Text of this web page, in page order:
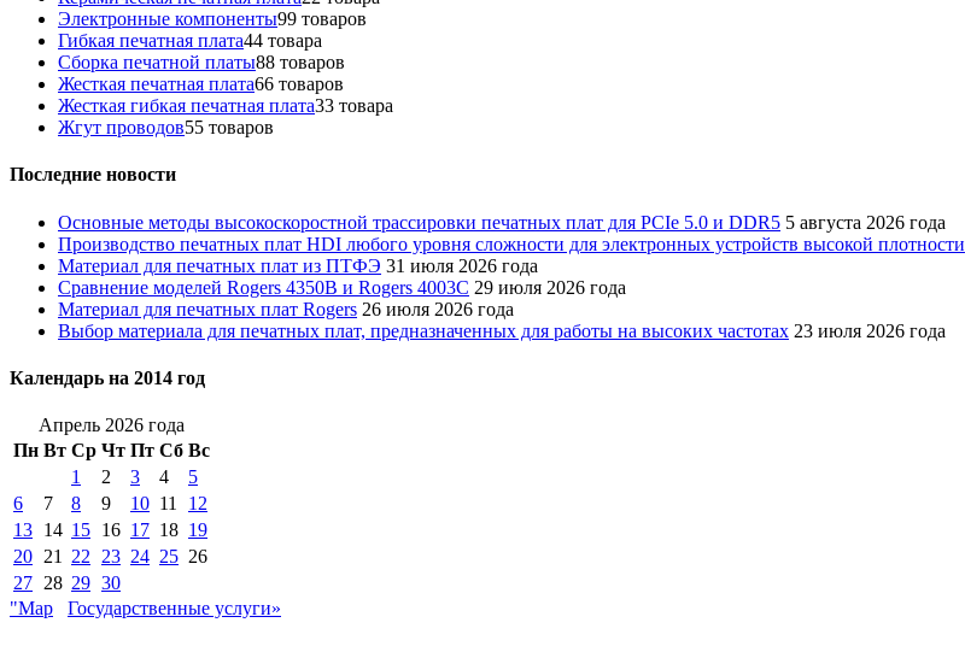
Электронные компоненты99 товаров
Гибкая печатная плата44 товара
Сборка печатной платы88 товаров
Жесткая печатная плата66 товаров
Жесткая гибкая печатная плата33 товара
Жгут проводов55 товаров
Последние новости
Основные методы высокоскоростной трассировки печатных плат для PCIe 5.0 и DDR5 5 августа 2026 года
Производство печатных плат HDI любого уровня сложности для электронных устройств высокой плотности
Материал для печатных плат из ПТФЭ 31 июля 2026 года
Сравнение моделей Rogers 4350B и Rogers 4003C 29 июля 2026 года
Материал для печатных плат Rogers 26 июля 2026 года
Выбор материала для печатных плат, предназначенных для работы на высоких частотах 23 июля 2026 года
Календарь на 2014 год
Апрель 2026 года
Пн Вт Ср Чт Пт Сб Вс
1
2 3 4
5
6
7 8 9 10 11
12
13 14 15 16 17 18 19
20 21 22 23 24 25 26
27 28 29 30
"Мар
Государственные услуги»